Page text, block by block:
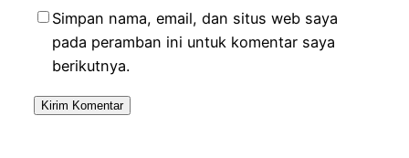
Simpan nama, email, dan situs web saya
pada peramban ini untuk komentar saya
berikutnya.